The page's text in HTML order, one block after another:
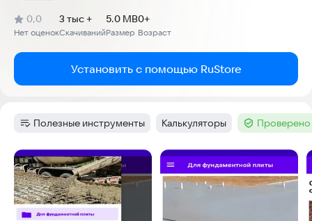
Рейтинг:
0,0
(
Нет оценок
)
Скачиваний
3 тыс +
Размер
5.0 MB
Возраст
0+
Установить с помощью RuStore
Категория:
Полезные инструменты Тег:
Калькуляторы Тег :Проверено
Скриншоты